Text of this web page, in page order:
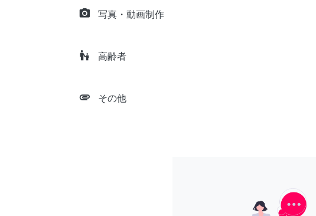
camera_alt 写真・動画制作
escalator_warning 高齢者
attachment その他